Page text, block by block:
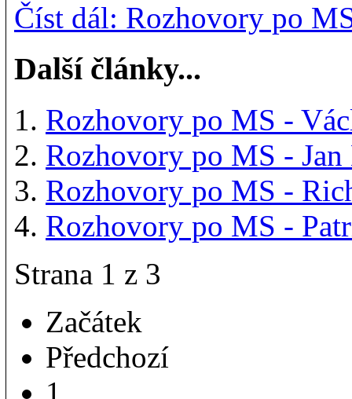
Číst dál: Rozhovory po
Další články...
Rozhovory po MS -
Rozhovory po MS - Jan
Rozhovory po MS -
Rozhovory po MS -
Strana 1 z 3
Začátek
Předchozí
1